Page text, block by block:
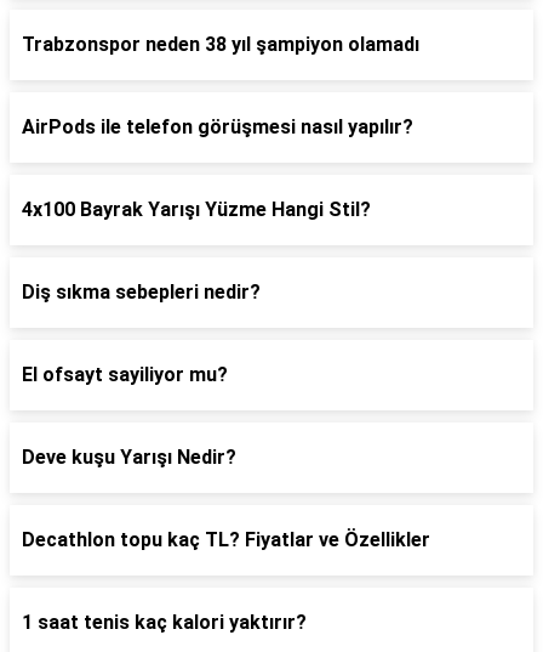
Trabzonspor neden 38 yıl şampiyon olamadı
AirPods ile telefon görüşmesi nasıl yapılır?
4x100 Bayrak Yarışı Yüzme Hangi Stil?
Diş sıkma sebepleri nedir?
El ofsayt sayiliyor mu?
Deve kuşu Yarışı Nedir?
Decathlon topu kaç TL? Fiyatlar ve Özellikler
1 saat tenis kaç kalori yaktırır?